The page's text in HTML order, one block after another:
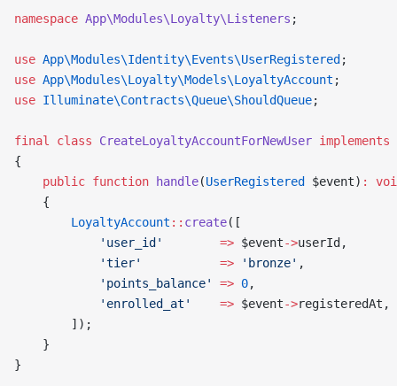
namespace App\Modules\Loyalty\Listeners ;
use App\Modules\Identity\Events\UserRegistered ;
use App\Modules\Loyalty\Models\LoyaltyAccount ;
use Illuminate\Contracts\Queue\ShouldQueue;
final class CreateLoyaltyAccountForNewUser implements
{
    public
function handle(UserRegistered $event) :
    {
        LoyaltyAccount
:: create([
            'user_id'
        =>
$event->userId,
            'tier'
           =>
'bronze' ,
            'points_balance'
=> 0,
            'enrolled_at'
    =>
$event->registeredAt,
        ]);
    }
}